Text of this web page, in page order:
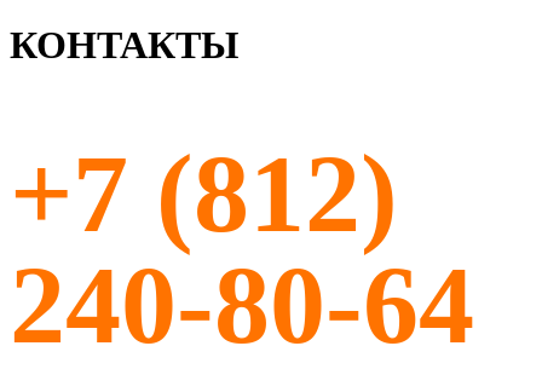
КОНТАКТЫ
+7 (812)
240-80-64